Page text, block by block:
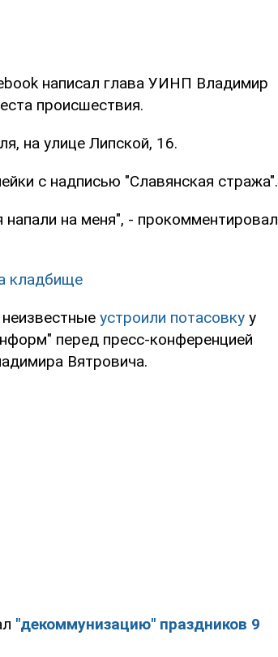
написал глава УИНП Владимир
происшествия.
на улице Липской, 16.
с надписью "Славянская стража".
на меня", - прокомментировал
кладбище
устроили потасовку у
перед пресс-конференцией
Вятровича.
"декоммунизацию" праздников 9